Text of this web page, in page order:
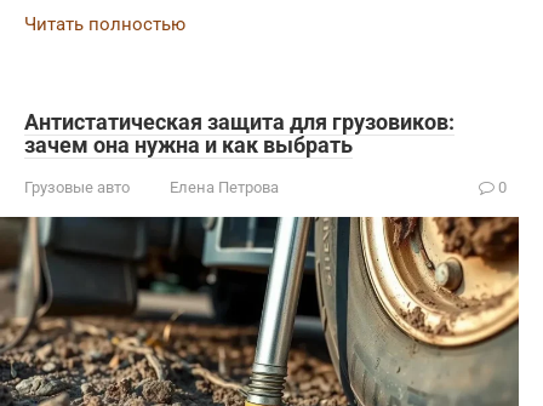
Читать полностью
Антистатическая защита для грузовиков:
зачем она нужна и как выбрать
Грузовые авто Елена Петрова 0